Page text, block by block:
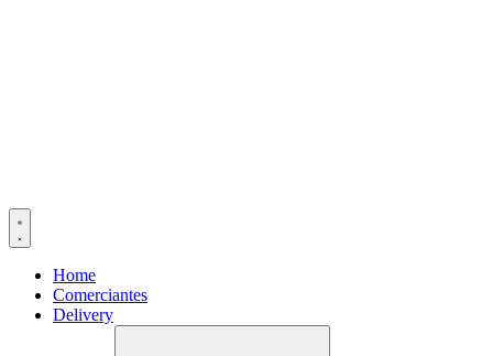
Home
Comerciantes
Delivery